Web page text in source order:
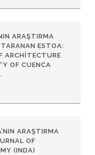
ARAŞTIRMA
ESTOA:
ARCHITECTURE
OF CUENCA
ARAŞTIRMA
OF
(INDA)